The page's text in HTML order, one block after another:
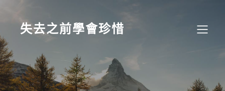
content
失去之前學會珍惜